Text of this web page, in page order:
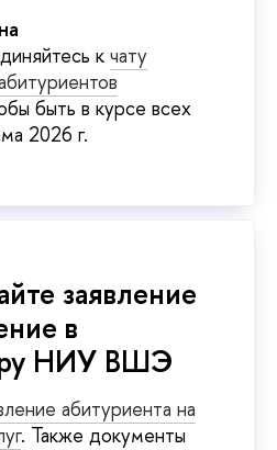
кчату
быть в курсе всех
2026 г.
заявление
в
НИУ ВШЭ
абитуриента на
. Также документы